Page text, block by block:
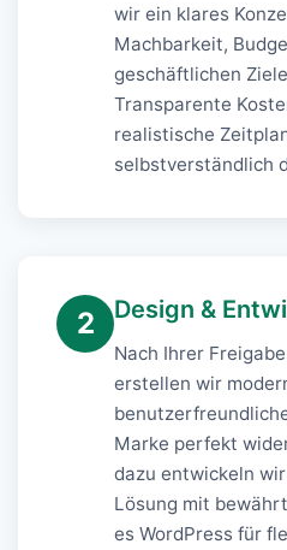
wir ein klares
Machbarkeit,
geschäftlichen
Transparente
realistische
selbstverständlich
2 Design &
Nach Ihrer
erstellen wir
Marke perfekt
dazu entwickeln
Lösung mit
es WordPress für